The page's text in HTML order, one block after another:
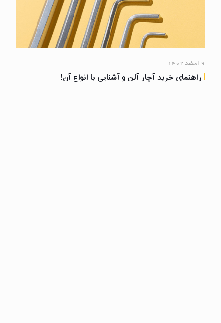
۹ اسفند ۱۴۰۲
راهنمای خرید آچار آلن و آشنایی با انواع آن!